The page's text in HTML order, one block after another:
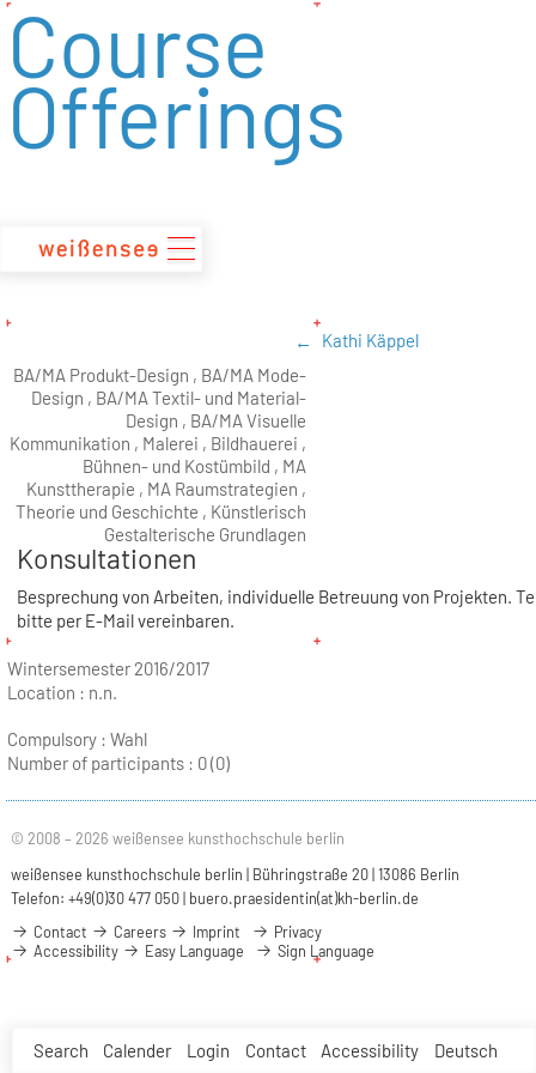
zum
Inhalt
Search Calender Login Contact Accessibility Deutsch
Course
Offerings
Kathi Käppel
BA/MA Produkt-Design , BA/MA Mode-
Design , BA/MA Textil- und Material-
Design , BA/MA Visuelle
Kommunikation , Malerei , Bildhauerei ,
Bühnen- und Kostümbild , MA
Kunsttherapie , MA Raumstrategien ,
Theorie und Geschichte , Künstlerisch
Gestalterische Grundlagen
Konsultationen
Besprechung von Arbeiten, individuelle Betreuung von Projekten.
bitte per E-Mail vereinbaren.
Wintersemester 2016/2017
Location : n.n.
Compulsory : Wahl
Number of participants : 0 (0)
© 2008 – 2026 weißensee kunsthochschule berlin
weißensee kunsthochschule berlin | Bühringstraße 20 | 13086 Berlin
Telefon: +49(0)30 477 050 | buero.praesidentin(at)kh-berlin.de
Contact
Careers Imprint
Privacy
Accessibility
Easy Language Sign Language